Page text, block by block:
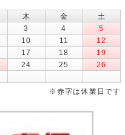
木 金
土
3 4
5
10 11
12
17 18
19
24 25
26
※赤字は休業日です